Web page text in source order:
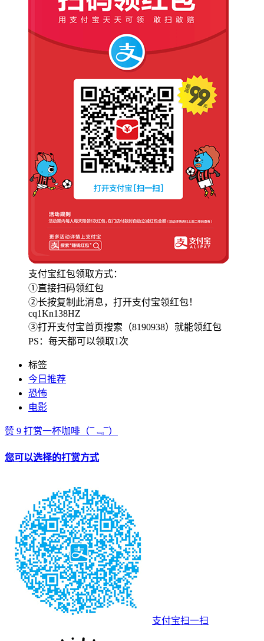
支付宝红包领取方式：
①直接扫码领红包
②长按复制此消息，打开支付宝领红包！
cq1Kn138HZ
③打开支付宝首页搜索（8190938）就能领红包
PS：每天都可以领取1次
标签
今日推荐
恐怖
电影
赞 9 打赏一杯咖啡 （¯﹃¯）
您可以选择的打赏方式
支付宝扫一扫